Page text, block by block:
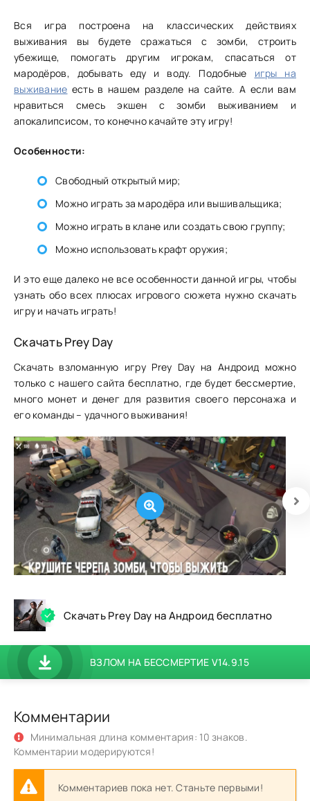
Вся игра построена на классических действиях
выживания вы будете сражаться с зомби, строить
убежище, помогать другим игрокам, спасаться от
мародёров, добывать еду и воду. Подобные игры на
выживание есть в нашем разделе на сайте. А если вам
нравиться смесь экшен с зомби выживанием и
апокалипсисом, то конечно качайте эту игру!
Особенности:
Свободный открытый мир;
Можно играть за мародёра или вышивальщика;
Можно играть в клане или создать свою группу;
Можно использовать крафт оружия;
И это еще далеко не все особенности данной игры, чтобы
узнать обо всех плюсах игрового сюжета нужно скачать
игру и начать играть!
Скачать Prey Day
Скачать взломанную игру Prey Day на Андроид можно
только с нашего сайта бесплатно, где будет бессмертие,
много монет и денег для развития своего персонажа и
его команды – удачного выживания!
Скачать Prey Day на Андроид бесплатно
ВЗЛОМ НА БЕССМЕРТИЕ V14.9.15
Комментарии
Минимальная длина комментария: 10 знаков.
Комментарии модерируются!
Комментариев пока нет. Станьте первыми!